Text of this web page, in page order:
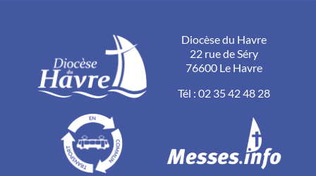
Diocèse du Havre
22 rue de Séry
76600 Le Havre
Tél :02 35 42 48 28